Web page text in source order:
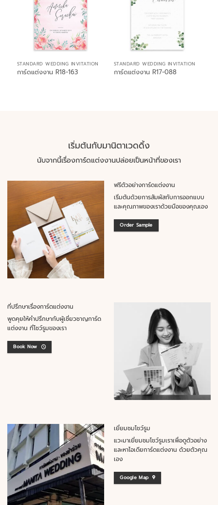
STANDARD WEDDING INVITATION
การ์ดแต่งงาน R18-163
STANDARD WEDDING INVITATION
การ์ดแต่งงาน R17-088
เริ่มต้นกับมานิตาเวดดิ้ง
นับจากนี้เรื่องการ์ดแต่งงานปล่อยเป็นหน้าที่ของเรา
ฟรีตัวอย่างการ์ดแต่งงาน
เริ่มต้นด้วยการสัมผัสกับการออกแบบ
และคุณภาพของเราด้วยมือของคุณเอง
Order Sample
ที่ปรึกษาเรื่องการ์ดแต่งงาน
พูดคุยให้คำปรึกษากับผู้เชี่ยวชาญการ์ด
แต่งงาน ที่โชว์รูมของเรา
Book Now
เยี่ยมชมโชว์รูม
แวะมาเยี่ยมชมโชว์รูมเราเพื่อดูตัวอย่าง
และหาไอเดียการ์ดแต่งงาน ด้วยตัวคุณ
เอง
Google Map